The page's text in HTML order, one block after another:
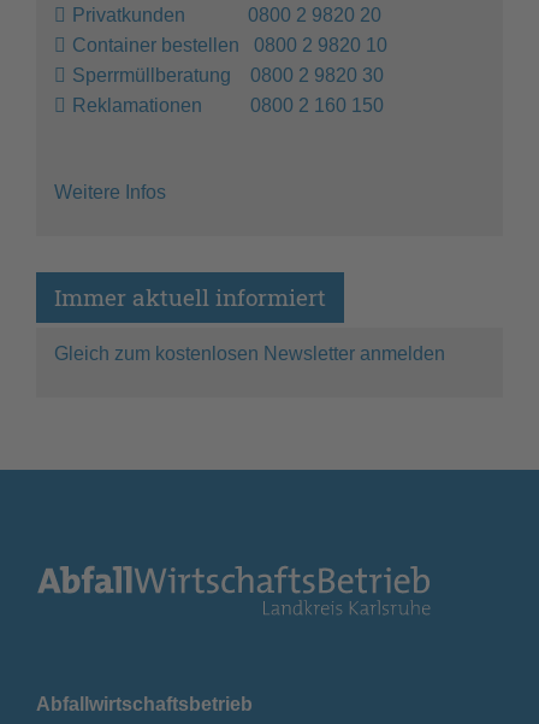
Privatkunden 0800 2 9820 20
Container bestellen 0800 2 9820 10
Sperrmüllberatung 0800 2 9820 30
Reklamationen 0800 2 160 150
Weitere Infos
Immer aktuell informiert
Gleich zum kostenlosen Newsletter anmelden
Abfallwirtschaftsbetrieb